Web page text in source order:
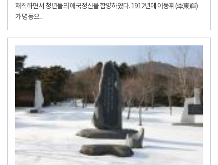
재직하면서 청년들의 애국정신을 함양하였다. 1912년에 이동휘(李東輝)
가 명동으...